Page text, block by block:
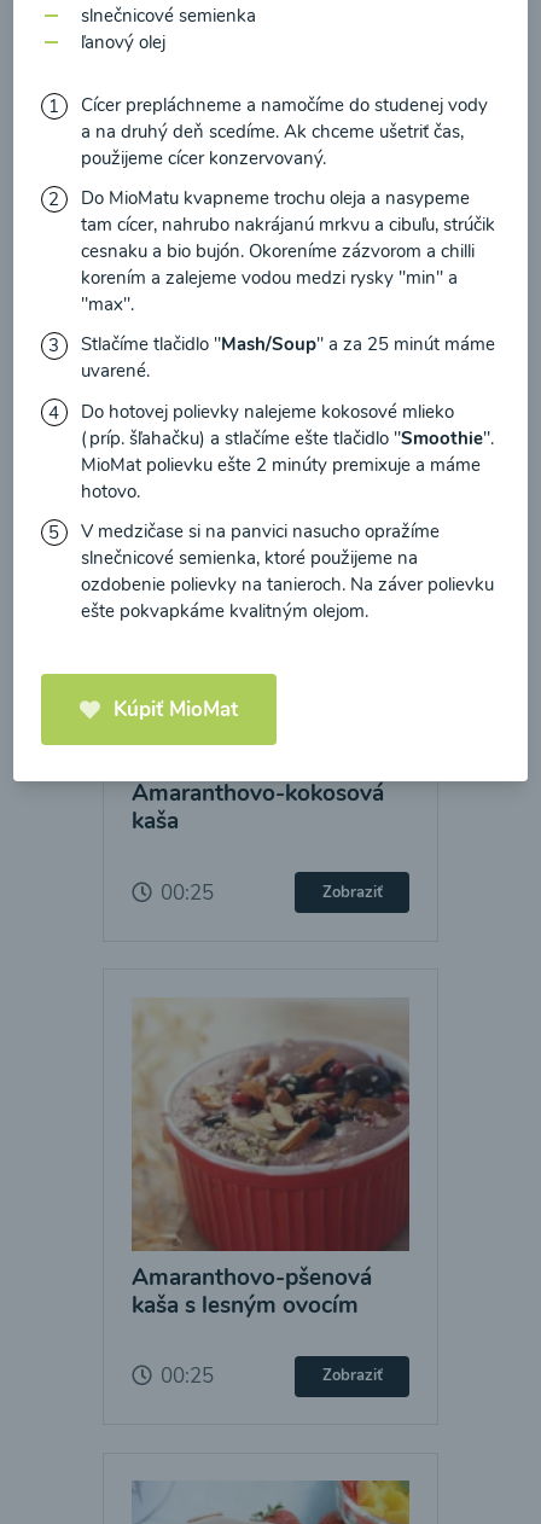
Brokolicové cappuccino
00:25 Zobraziť
Kaše
Amaranthovo-kokosová
kaša
00:25 Zobraziť
Amaranthovo-pšenová
kaša s lesným ovocím
00:25 Zobraziť
slnečnicové semienka
ľanový olej
Cícer prepláchneme a namočíme do studenej vody
a na druhý deň scedíme. Ak chceme ušetriť čas,
použijeme cícer konzervovaný.
Do MioMatu kvapneme trochu oleja a nasypeme
tam cícer, nahrubo nakrájanú mrkvu a cibuľu, strúčik
cesnaku a bio bujón. Okoreníme zázvorom a chilli
korením a zalejeme vodou medzi rysky "min" a
"max".
Stlačíme tlačidlo "Mash/Soup" a za 25 minút máme
uvarené.
Do hotovej polievky nalejeme kokosové mlieko
(príp. šľahačku) a stlačíme ešte tlačidlo "Smoothie".
MioMat polievku ešte 2 minúty premixuje a máme
hotovo.
V medzičase si na panvici nasucho opražíme
slnečnicové semienka, ktoré použijeme na
ozdobenie polievky na tanieroch. Na záver polievku
ešte pokvapkáme kvalitným olejom.
Kúpiť MioMat
prečítal(a)informácie o Ochrane osobných
Súhlasím